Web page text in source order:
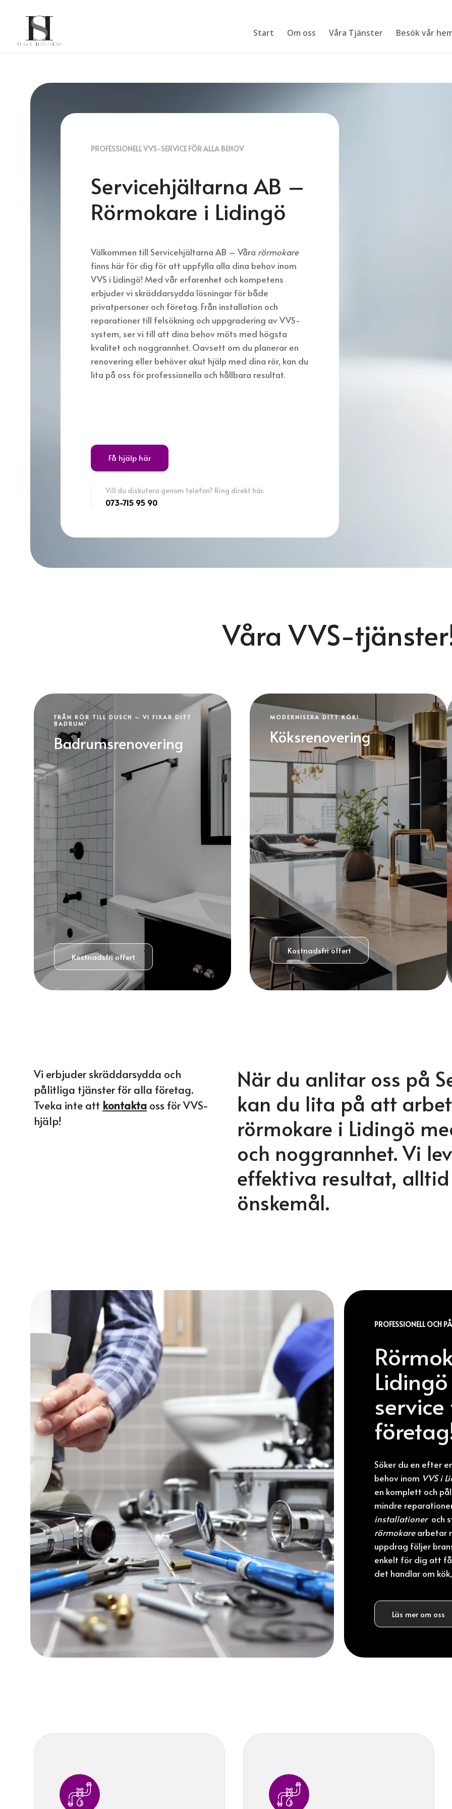
Start Om oss Våra Tjänster Besök vår
PROFESSIONELL VVS-SERVICE FÖR ALLA BEHOV
Servicehjältarna AB –
Rörmokare i Lidingö
Välkommen till Servicehjältarna AB – Våra rörmokare
finns här för dig för att uppfylla alla dina behov inom
VVS i Lidingö! Med vår erfarenhet och kompetens
erbjuder vi skräddarsydda lösningar för både
privatpersoner och företag. Från installation och
reparationer till felsökning och uppgradering av VVS-
system, ser vi till att dina behov möts med högsta
kvalitet och noggrannhet. Oavsett om du planerar en
renovering eller behöver akut hjälp med dina rör, kan du
lita på oss för professionella och hållbara resultat.
Få hjälp här
Vill du diskutera genom telefon? Ring direkt här.
073-715 95 90
Våra VVS-
FRÅN RÖR TILL DUSCH – VI FIXAR DITT
BADRUM!
Badrumsrenovering
Kostnadsfri offert
MODERNISERA DITT KÖK!
Köksrenovering
Kostnadsfri offert
Vi erbjuder skräddarsydda och
pålitliga tjänster för alla företag.
Tveka inte att kontakta oss för VVS-
hjälp!
När du anlitar oss på
kan du lita på att
rörmokare i Lidingö
och noggrannhet. Vi
effektiva resultat,
önskemål.
PROFESSIONELL OCH
Söker du en efter
behov inom VVS i
en komplett och
mindre
installationer och
rörmokarearbetar
uppdrag följer
enkelt för dig att
det handlar om
Läs mer om oss